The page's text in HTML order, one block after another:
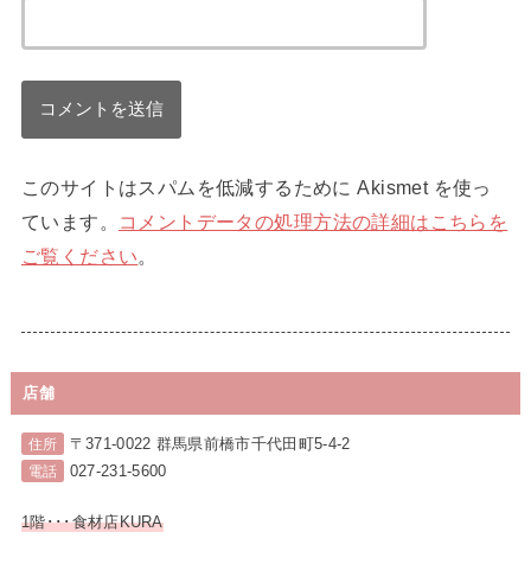
このサイトはスパムを低減するために Akismet を使っ
ています。
コメントデータの処理方法の詳細はこちらを
ご覧ください
店舗
住所 〒371-0022 群馬県前橋市千代田町5-4-2
電話 027-231-5600
1階･･･食材店KURA